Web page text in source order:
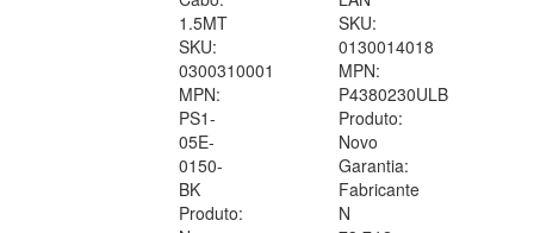
1.5MT
SKU:
0300310001
MPN:
PS1-
05E-
0150-
BK
Produto:
SKU:
0130014018
MPN:
P4380230ULB
Produto:
Novo
Garantia:
Fabricante
N